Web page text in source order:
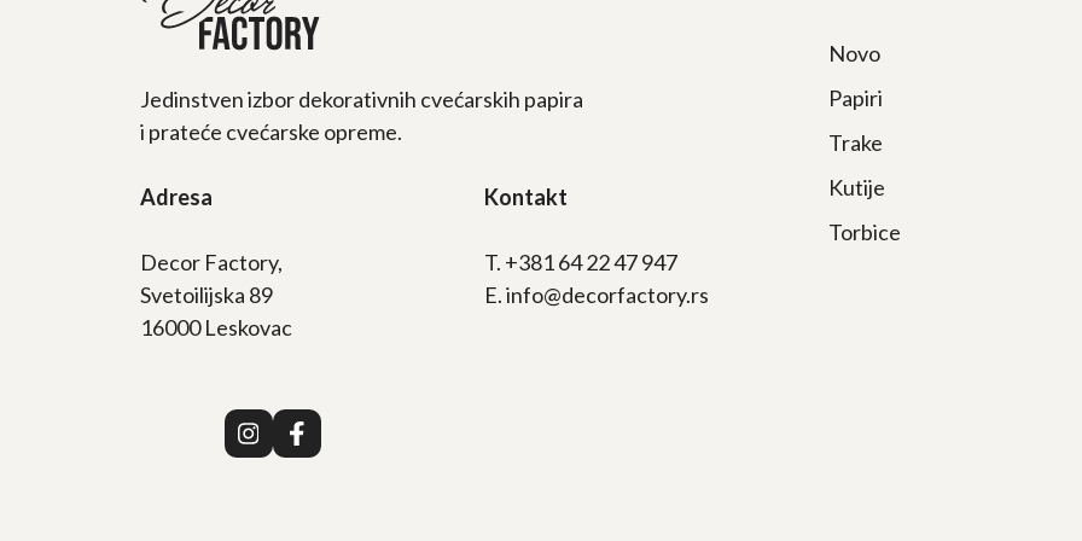
Novo
Papiri
Trake
Kutije
Torbice
Jedinstven izbor dekorativnih cvećarskih papira
i prateće cvećarske opreme.
Adresa
Decor Factory,
Svetoilijska 89
16000 Leskovac
Kontakt
T. +381 64 22 47 947
E. info@decorfactory.rs